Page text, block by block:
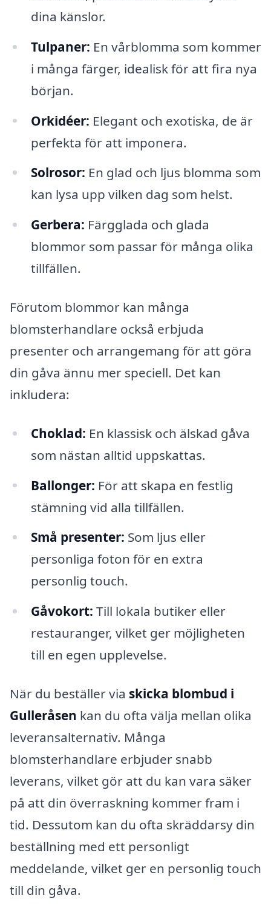
dina känslor.
Tulpaner: En vårblomma som kommer
i många färger, idealisk för att fira nya
början.
Orkidéer: Elegant och exotiska, de är
perfekta för att imponera.
Solrosor: En glad och ljus blomma som
kan lysa upp vilken dag som helst.
Gerbera: Färgglada och glada
blommor som passar för många olika
tillfällen.
Förutom blommor kan många
blomsterhandlare också erbjuda
presenter och arrangemang för att göra
din gåva ännu mer speciell. Det kan
inkludera:
Choklad: En klassisk och älskad gåva
som nästan alltid uppskattas.
Ballonger: För att skapa en festlig
stämning vid alla tillfällen.
Små presenter: Som ljus eller
personliga foton för en extra
personlig touch.
Gåvokort: Till lokala butiker eller
restauranger, vilket ger möjligheten
till en egen upplevelse.
När du beställer via skicka blombud i
Gulleråsen kan du ofta välja mellan olika
leveransalternativ. Många
blomsterhandlare erbjuder snabb
leverans, vilket gör att du kan vara säker
på att din överraskning kommer fram i
tid. Dessutom kan du ofta skräddarsy din
beställning med ett personligt
meddelande, vilket ger en personlig touch
till din gåva.